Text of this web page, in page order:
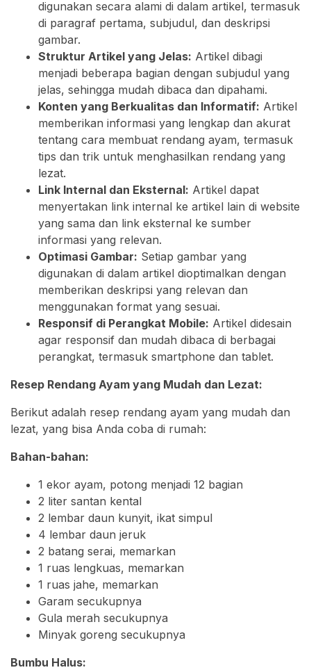
digunakan secara alami di dalam artikel, termasuk
di paragraf pertama, subjudul, dan deskripsi
gambar.
Struktur Artikel yang Jelas: Artikel dibagi
menjadi beberapa bagian dengan subjudul yang
jelas, sehingga mudah dibaca dan dipahami.
Konten yang Berkualitas dan Informatif: Artikel
memberikan informasi yang lengkap dan akurat
tentang cara membuat rendang ayam, termasuk
tips dan trik untuk menghasilkan rendang yang
lezat.
Link Internal dan Eksternal: Artikel dapat
menyertakan link internal ke artikel lain di website
yang sama dan link eksternal ke sumber
informasi yang relevan.
Optimasi Gambar: Setiap gambar yang
digunakan di dalam artikel dioptimalkan dengan
memberikan deskripsi yang relevan dan
menggunakan format yang sesuai.
Responsif di Perangkat Mobile: Artikel didesain
agar responsif dan mudah dibaca di berbagai
perangkat, termasuk smartphone dan tablet.
Resep Rendang Ayam yang Mudah dan Lezat:
Berikut adalah resep rendang ayam yang mudah dan
lezat, yang bisa Anda coba di rumah:
Bahan-bahan:
1 ekor ayam, potong menjadi 12 bagian
2 liter santan kental
2 lembar daun kunyit, ikat simpul
4 lembar daun jeruk
2 batang serai, memarkan
1 ruas lengkuas, memarkan
1 ruas jahe, memarkan
Garam secukupnya
Gula merah secukupnya
Minyak goreng secukupnya
Bumbu Halus: